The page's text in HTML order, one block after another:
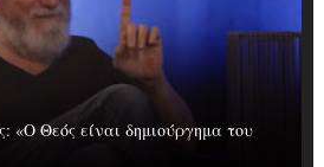
«Ο Θεός είναι δημιούργημα του